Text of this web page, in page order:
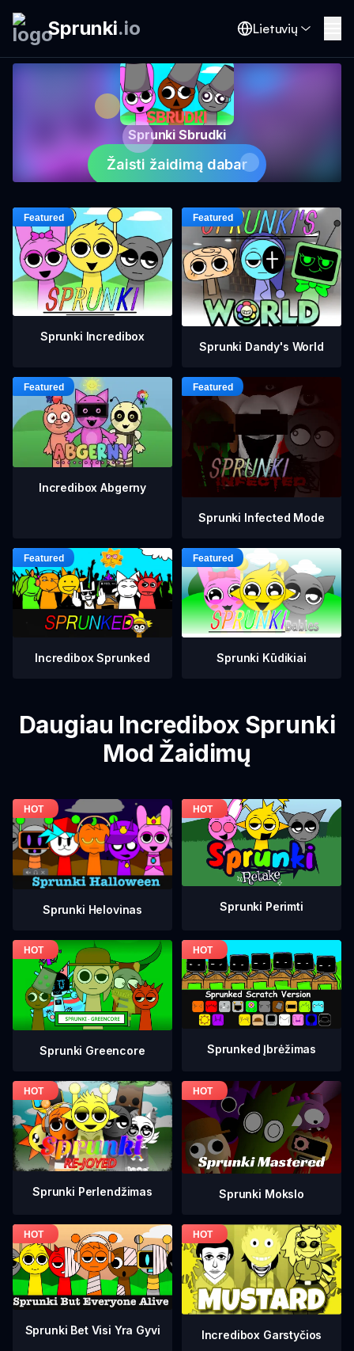
Sprunki.io Lietuvių
Sprunki Sbrudki
Žaisti žaidimą dabar
Sprunki Incredibox
Sprunki Dandy's World
Incredibox Abgerny
Sprunki Infected Mode
Incredibox Sprunked Sprunki Kūdikiai
Daugiau Incredibox Sprunki
Mod Žaidimų
Sprunki Helovinas Sprunki Perimti
Sprunki Greencore Sprunked Įbrėžimas
Sprunki Perlendžimas Sprunki Mokslo
Sprunki Bet Visi Yra Gyvi Incredibox Garstyčios